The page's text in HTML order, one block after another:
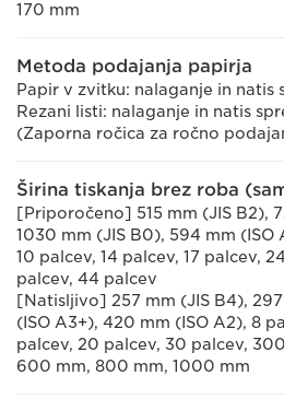
170 mm
Metoda podajanja papirja
Papir v zvitku: nalaganje in natis
Rezani listi: nalaganje in natis
(Zaporna ročica za ročno
Širina tiskanja brez roba
[Priporočeno] 515 mm (JIS B2),
1030 mm (JIS B0), 594 mm (ISO
10 palcev, 14 palcev, 17 palcev,
palcev, 44 palcev
[Natisljivo] 257 mm (JIS B4),
(ISO A3+), 420 mm (ISO A2), 8
palcev, 20 palcev, 30 palcev,
600 mm, 800 mm, 1000 mm